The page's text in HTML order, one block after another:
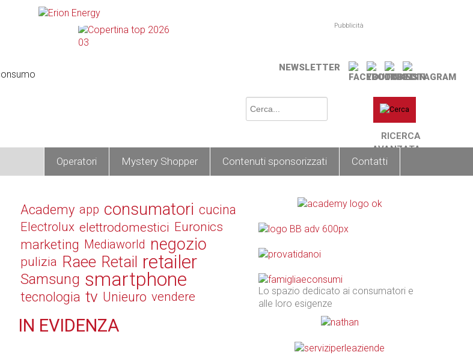
Pubblicità
NEWSLETTER
RICERCA
AVANZATA
Operatori Mystery Shopper Contenuti sponsorizzati Contatti
Academy app consumatori cucina
Electrolux elettrodomestici Euronics
marketing Mediaworld negozio
pulizia Raee Retail retailer
Samsung smartphone
tecnologia tv Unieuro vendere
IN EVIDENZA
Lo spazio dedicato ai consumatori e
alle loro esigenze